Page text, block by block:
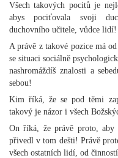
Všech takových pocitů je
abys pociťovala svoji
duchovního učitele, vůdce lidí!
A právě z takové pozice má
se situaci sociálně
nashromáždíš znalosti a
sebou!
Kim říká, že se pod těmi
takový je názor i všech
On říká, že právě proto,
přivedl v tom dešti! Právě
všech ostatních lidí, od